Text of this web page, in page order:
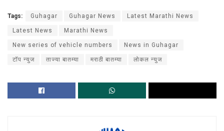
Tags: Guhagar Guhagar News Latest Marathi News
Latest News Marathi News
New series of vehicle numbers News in Guhagar
टॉप न्युज ताज्या बातम्या मराठी बातम्या लोकल न्युज